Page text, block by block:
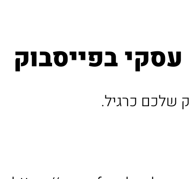
בפייסבוק
שלכם כרגיל.